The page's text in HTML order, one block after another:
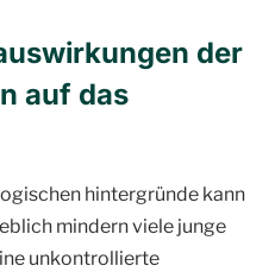
der
auf das
hintergründe kann
mindern viele junge
unkontrollierte